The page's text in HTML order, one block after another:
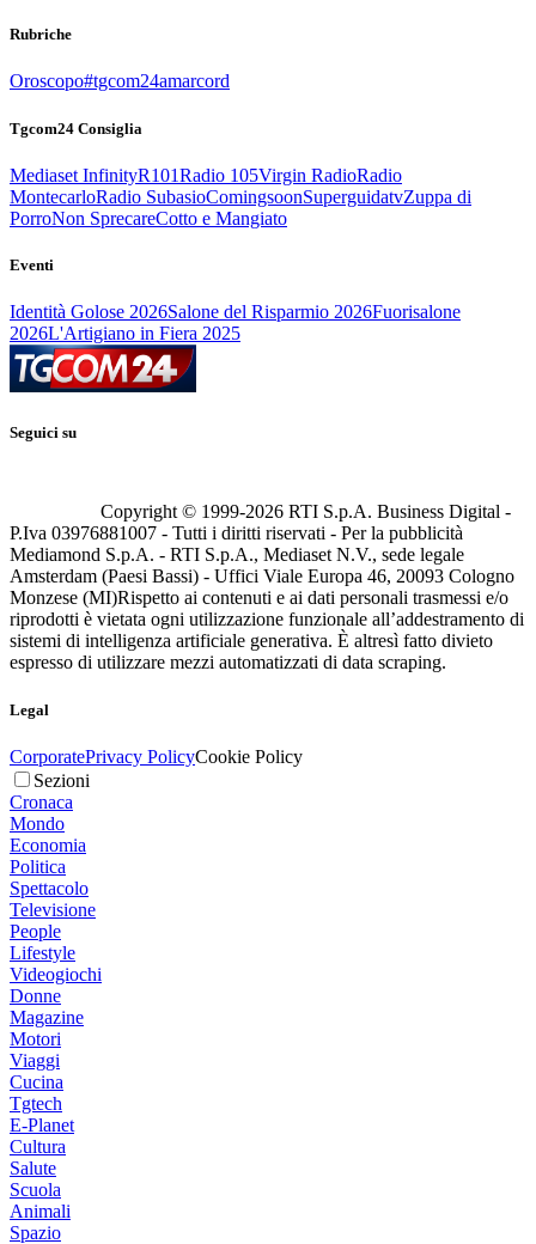
Rubriche
Oroscopo#tgcom24amarcord
Tgcom24 Consiglia
Mediaset InfinityR101Radio 105Virgin RadioRadio
MontecarloRadio SubasioComingsoonSuperguidatvZuppa di
PorroNon SprecareCotto e Mangiato
Eventi
Identità Golose 2026Salone del Risparmio 2026Fuorisalone
2026L'Artigiano in Fiera 2025
Seguici su
Copyright © 1999-2026 RTI S.p.A. Business Digital -
P.Iva 03976881007 - Tutti i diritti riservati - Per la pubblicità
Mediamond S.p.A. - RTI S.p.A., Mediaset N.V., sede legale
Amsterdam (Paesi Bassi) - Uffici Viale Europa 46, 20093 Cologno
Monzese (MI)Rispetto ai contenuti e ai dati personali trasmessi e/o
riprodotti è vietata ogni utilizzazione funzionale all’addestramento di
sistemi di intelligenza artificiale generativa. È altresì fatto divieto
espresso di utilizzare mezzi automatizzati di data scraping.
Legal
CorporatePrivacy PolicyCookie Policy
Sezioni
Cronaca
Mondo
Economia
Politica
Spettacolo
Televisione
People
Lifestyle
Videogiochi
Donne
Magazine
Motori
Viaggi
Cucina
Tgtech
E-Planet
Cultura
Salute
Scuola
Animali
Spazio